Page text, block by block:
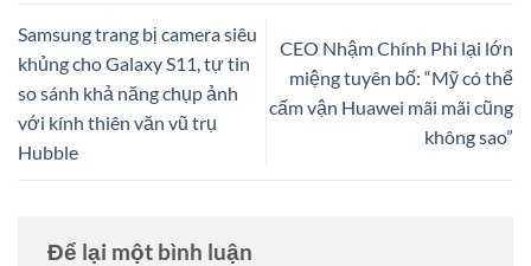
Samsung trang bị camera siêu
khủng cho Galaxy S11, tự tin
so sánh khả năng chụp ảnh
với kính thiên văn vũ trụ
Hubble
CEO Nhậm Chính Phi lại lớn
miệng tuyên bố: “Mỹ có thể
cấm vận Huawei mãi mãi cũng
không sao”
Để lại một bình luận